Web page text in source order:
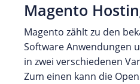
Magento
Magento zählt zu den
Software Anwendungen
in zwei verschiedenen
Zum einen kann die